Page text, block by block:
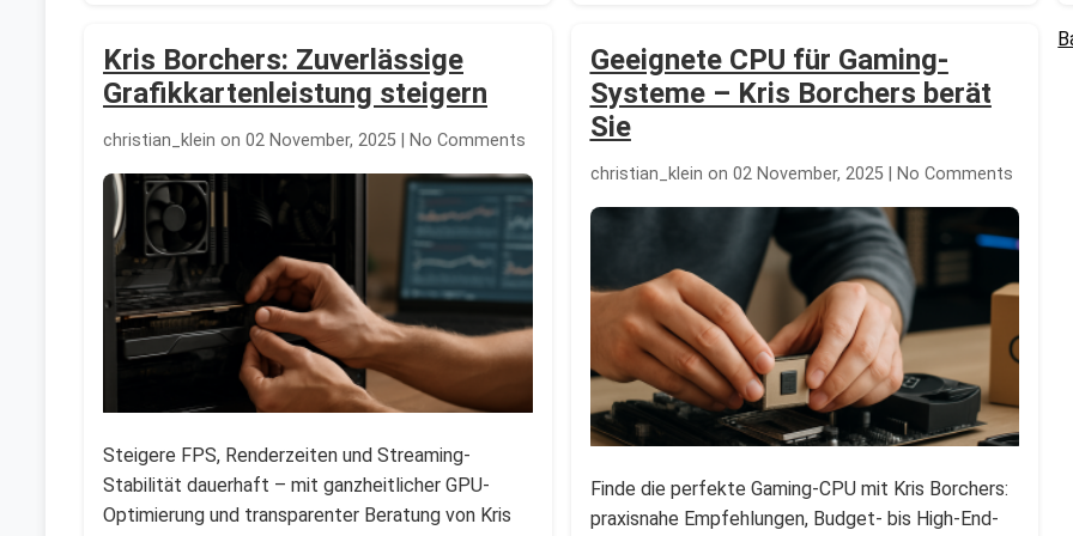
Kris Borchers: Zuverlässige
Grafikkartenleistung steigern
christian_klein on 02 November, 2025 | No Comments
Steigere FPS, Renderzeiten und Streaming-
Stabilität dauerhaft – mit ganzheitlicher GPU-
Optimierung und transparenter Beratung von Kris
Geeignete CPU für Gaming-
Systeme – Kris Borchers berät
Sie
christian_klein on 02 November, 2025 | No Comments
Finde die perfekte Gaming-CPU mit Kris Borchers:
praxisnahe Empfehlungen, Budget- bis High-End-